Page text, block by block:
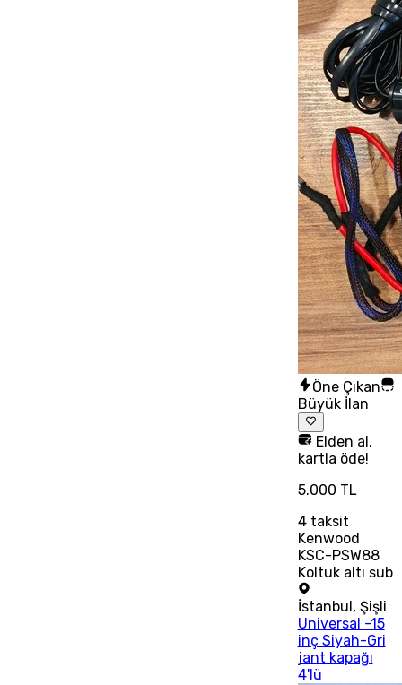
Öne Çıkan
Büyük İlan
Elden al,
kartla öde!
5.000 TL
4taksit
Kenwood
KSC-PSW88
Koltuk altı sub
İstanbul , Şişli
Universal -15
inç Siyah-Gri
jant kapağı
4'lü